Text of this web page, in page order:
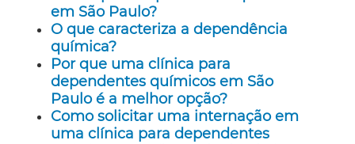
em São Paulo?
O que caracteriza a dependência
química?
Por que uma clínica para
dependentes químicos em São
Paulo é a melhor opção?
Como solicitar uma internação em
uma clínica para dependentes